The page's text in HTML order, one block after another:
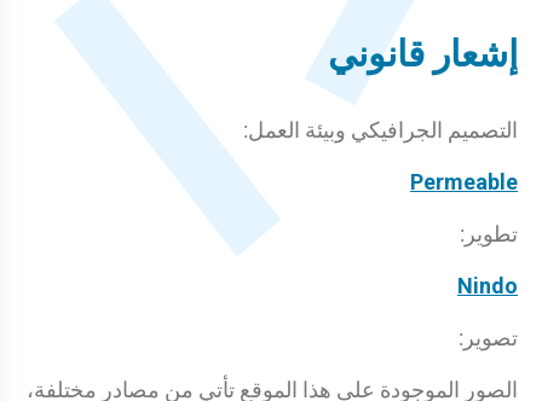
إشعار قانوني
التصميم الجرافيكي وبيئة العمل:
Permeable
تطوير:
Nindo
تصوير:
الصور الموجودة على هذا الموقع تأتي من مصادر مختلفة،